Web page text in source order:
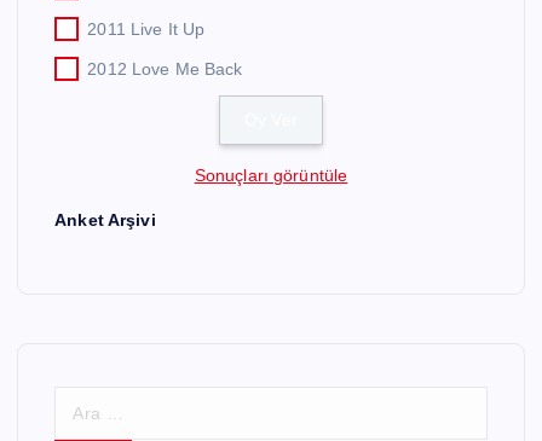
2011 Live It Up
2012 Love Me Back
Sonuçları görüntüle
Anket Arşivi